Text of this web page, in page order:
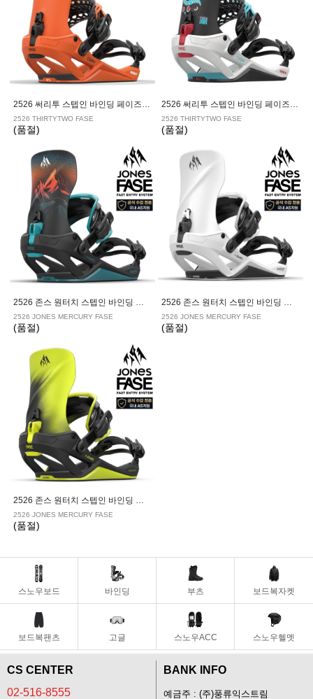
2526 써리투 스텝인 바인딩 페이즈 ORANGE
2526 THIRTYTWO FASE
(품절)
2526 써리투 스텝인 바인딩 페이즈 FAVA
2526 THIRTYTWO FASE
(품절)
2526 존스 원터치 스텝인 바인딩 머큐리 페이즈 BLUE ART
2526 JONES MERCURY FASE
(품절)
2526 존스 원터치 스텝인 바인딩 머큐리 페이즈 CLOUD WHITE
2526 JONES MERCURY FASE
(품절)
2526 존스 원터치 스텝인 바인딩 머큐리 페이즈 LIME ART
2526 JONES MERCURY FASE
(품절)
스노우보드 바인딩 부츠 보드복자켓
보드복팬츠 고글 스노우ACC 스노우헬멧
CS CENTER
02-516-8555
BANK INFO
예금주 : (주)풍류익스트림